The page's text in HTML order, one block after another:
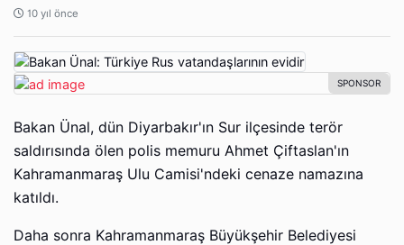
10 yıl önce
Bakan Ünal, dün Diyarbakır'ın Sur ilçesinde terör
saldırısında ölen polis memuru Ahmet Çiftaslan'ın
Kahramanmaraş Ulu Camisi'ndeki cenaze namazına
katıldı.
Daha sonra Kahramanmaraş Büyükşehir Belediyesi